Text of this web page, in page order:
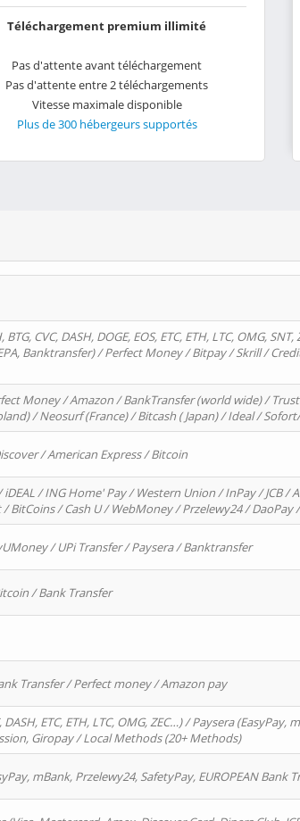
Téléchargement premium illimité
Pas d'attente avant téléchargement
Pas d'attente entre 2 téléchargements
Vitesse maximale disponible
Plus de 300 hébergeurs supportés
CVC, DASH, DOGE, EOS, ETC, ETH, LTC, OMG,
Banktransfer) / Perfect Money / Bitpay / Skrill /
Money / Amazon / BankTransfer (world wide) /
/ Neosurf (France) / Bitcash ( Japan) / Ideal /
/ American Express / Bitcoin
/ ING Home' Pay / Western Union / InPay / JCB /
BitCoins / Cash U / WebMoney / Przelewy24 / DaoPay
/ UPi Transfer / Paysera / Banktransfer
/ Bank Transfer
Transfer / Perfect money / Amazon pay
ETC, ETH, LTC, OMG, ZEC…) / Paysera (EasyPay,
Giropay / Local Methods (20+ Methods)
mBank, Przelewy24, SafetyPay, EUROPEAN Bank